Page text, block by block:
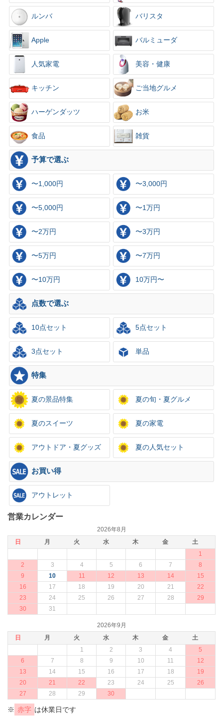
ルンバ バリスタ
Apple バルミューダ
人気家電 美容・健康
キッチン ご当地グルメ
ハーゲンダッツ お米
食品 雑貨
予算で選ぶ
〜1,000円 〜3,000円
〜5,000円 〜1万円
〜2万円 〜3万円
〜5万円 〜7万円
〜10万円 10万円〜
点数で選ぶ
10点セット 5点セット
3点セット 単品
特集
夏の景品特集 夏の旬・夏グルメ
夏のスイーツ 夏の家電
アウトドア・夏グッズ 夏の人気セット
お買い得
アウトレット
営業カレンダー
2026年8月
日
月 火 水 木 金
土
1
2
3 4 5 6 7
8
9
10 11 12 13 14
15
16
17 18 19 20 21
22
23
24 25 26 27 28
29
30
31
2026年9月
日
月 火 水 木 金
土
1
2 3 4
5
6
7 8 9 10 11
12
13
14 15 16 17 18
19
20
21 22 23 24 25
26
27
28 29 30
※ 赤字 は休業日です